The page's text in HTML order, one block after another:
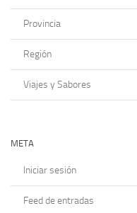
Provincia
Región
Viajes y Sabores
META
Iniciar sesión
Feed de entradas